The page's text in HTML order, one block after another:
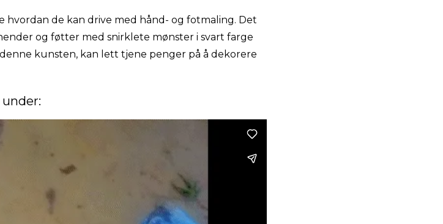
hvordan de kan drive med hånd- og fotmaling. Det
og føtter med snirklete mønster i svart farge
kunsten, kan lett tjene penger på å dekorere